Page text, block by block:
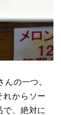
の一つ。
れからソー
で、絶対に